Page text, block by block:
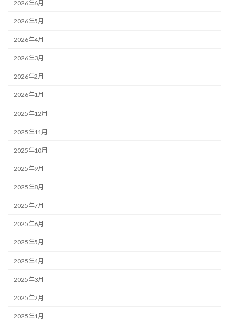
2026年6月
2026年5月
2026年4月
2026年3月
2026年2月
2026年1月
2025年12月
2025年11月
2025年10月
2025年9月
2025年8月
2025年7月
2025年6月
2025年5月
2025年4月
2025年3月
2025年2月
2025年1月